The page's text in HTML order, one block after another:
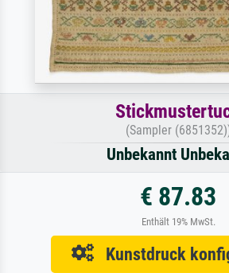
(Sampler
Unbekannt
€ 87.83
Enthält 19% MwSt.
Kunstdruck